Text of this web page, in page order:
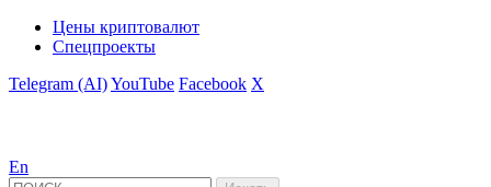
Цены криптовалют
Спецпроекты
Telegram (AI)YouTube Facebook X
En